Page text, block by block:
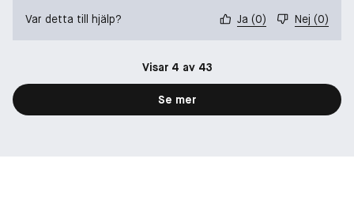
Var detta till hjälp? Ja (0) Nej (0)
Visar 4 av 43
Se mer